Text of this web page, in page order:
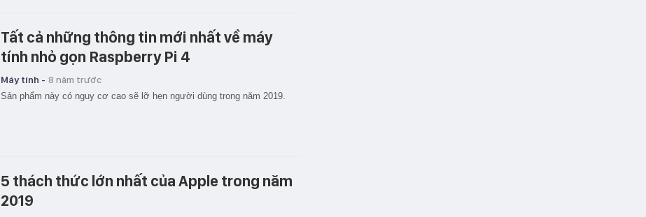
Tất cả những thông tin mới nhất về máy
tính nhỏ gọn Raspberry Pi 4
Máy tính - 8 năm trước
Sản phẩm này có nguy cơ cao sẽ lỡ hẹn người dùng trong năm 2019.
5 thách thức lớn nhất của Apple trong năm
2019